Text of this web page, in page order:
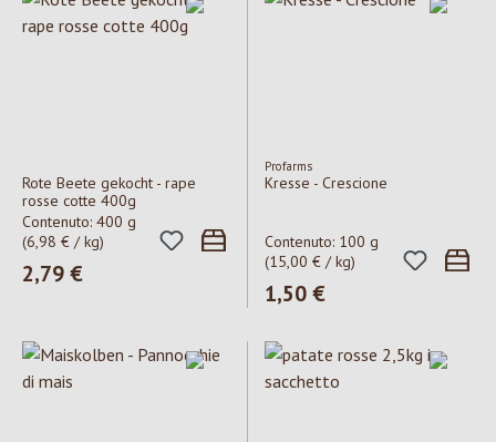
Rote Beete gekocht - rape
rosse cotte 400g
Contenuto: 400 g
(6,98 € / kg)
Prezzo normale:
2,79 €
Profarms
Kresse - Crescione
Contenuto: 100 g
(15,00 € / kg)
Prezzo normale:
1,50 €